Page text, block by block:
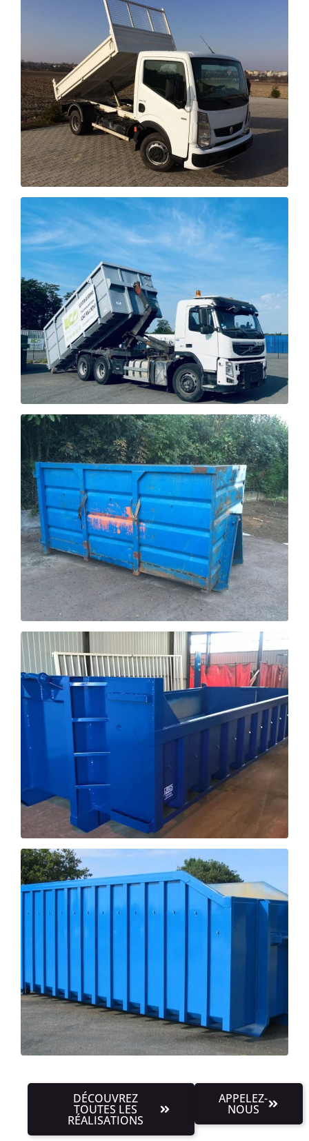
DÉCOUVREZ
TOUTES LES
RÉALISATIONS
APPELEZ-
NOUS